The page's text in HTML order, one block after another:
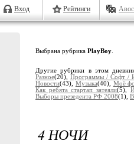
Вход Рейтинги
Выбрана рубрика PlayBoy
Другие рубрики в этом
Разное(20), Программы / Софт /
Новости(43), Музыка(40), Моё
Как ребята стартап затеяли(5),
Выборы презедента РФ 2008(1),
4 НОЧИ